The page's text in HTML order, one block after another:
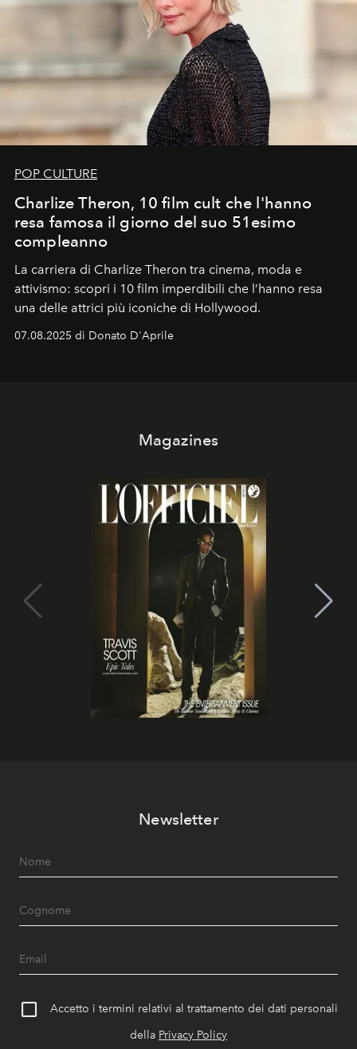
POP CULTURE
Charlize Theron, 10 film cult che l'hanno
resa famosa il giorno del suo 51esimo
compleanno
La carriera di Charlize Theron tra cinema, moda e
attivismo: scopri i 10 film imperdibili che l’hanno resa
una delle attrici più iconiche di Hollywood.
07.08.2025 di Donato D'Aprile
Magazines
Newsletter
Accetto i termini relativi al trattamento dei dati personali
della Privacy Policy